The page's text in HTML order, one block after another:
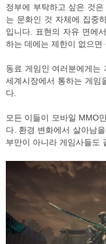
정부에 부탁하고 싶은 것
는 문화인 것 자체에 집중
입니다. 표현의 자유 면에
하는 데에는 제한이 없으면
동료 게임인 여러분에게는
세계시장에서 통하는 게임
다.
모든 이들이 모바일 MMO
다. 환경 변화에서 살아남
부만이 아니라 게임사들도